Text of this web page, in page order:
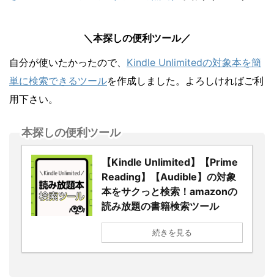
＼本探しの便利ツール／
自分が使いたかったので、 Kindle Unlimitedの対象本を簡
単に検索できるツールを作成しました。よろしければご利
用下さい。
本探しの便利ツール
【Kindle Unlimited】【Prime
Reading】【Audible】の対象
本をサクっと検索！amazonの
読み放題の書籍検索ツール
続きを見る